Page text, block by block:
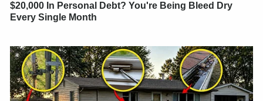
$20,000 In Personal Debt? You're Being Bleed Dry
Every Single Month